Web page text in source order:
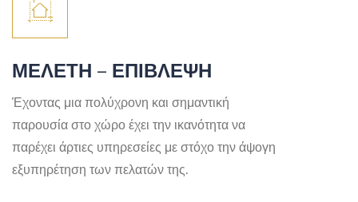
ΜΕΛΕΤΗ – ΕΠΙΒΛΕΨΗ
Έχοντας μια πολύχρονη και σημαντική
παρουσία στο χώρο έχει την ικανότητα να
παρέχει άρτιες υπηρεσείες με στόχο την άψογη
εξυπηρέτηση των πελατών της.